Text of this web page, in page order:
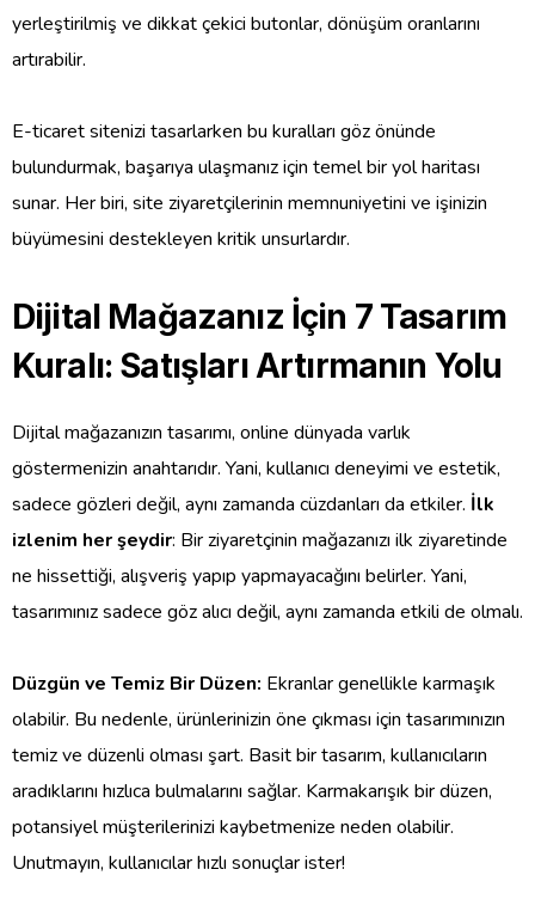
yerleştirilmiş ve dikkat çekici butonlar, dönüşüm oranlarını
artırabilir.
E-ticaret sitenizi tasarlarken bu kuralları göz önünde
bulundurmak, başarıya ulaşmanız için temel bir yol haritası
sunar. Her biri, site ziyaretçilerinin memnuniyetini ve işinizin
büyümesini destekleyen kritik unsurlardır.
Dijital Mağazanız İçin 7 Tasarım
Kuralı: Satışları Artırmanın Yolu
Dijital mağazanızın tasarımı, online dünyada varlık
göstermenizin anahtarıdır. Yani, kullanıcı deneyimi ve estetik,
sadece gözleri değil, aynı zamanda cüzdanları da etkiler. İlk
izlenim her şeydir: Bir ziyaretçinin mağazanızı ilk ziyaretinde
ne hissettiği, alışveriş yapıp yapmayacağını belirler. Yani,
tasarımınız sadece göz alıcı değil, aynı zamanda etkili de olmalı.
Düzgün ve Temiz Bir Düzen: Ekranlar genellikle karmaşık
olabilir. Bu nedenle, ürünlerinizin öne çıkması için tasarımınızın
temiz ve düzenli olması şart. Basit bir tasarım, kullanıcıların
aradıklarını hızlıca bulmalarını sağlar. Karmakarışık bir düzen,
potansiyel müşterilerinizi kaybetmenize neden olabilir.
Unutmayın, kullanıcılar hızlı sonuçlar ister!